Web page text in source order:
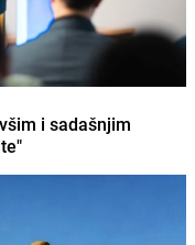
i sadašnjim